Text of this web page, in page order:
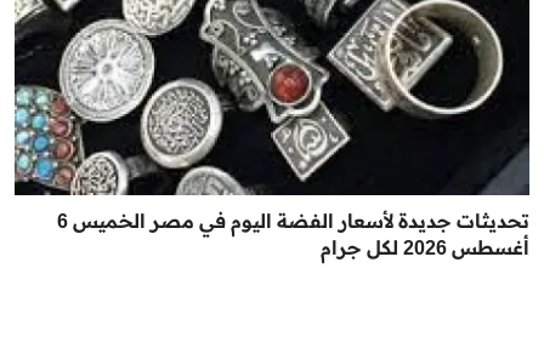
تحديثات جديدة لأسعار الفضة اليوم في مصر الخميس 6
أغسطس 2026 لكل جرام